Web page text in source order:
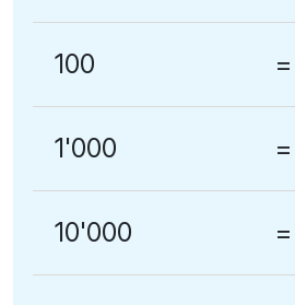
100 =
1'000 =
10'000 =